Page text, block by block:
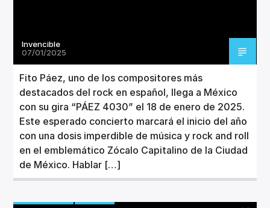
Invencible
07/01/2025
Fito Páez, uno de los compositores más
destacados del rock en español, llega a México
con su gira “PÁEZ 4030” el 18 de enero de 2025.
Este esperado concierto marcará el inicio del año
con una dosis imperdible de música y rock and roll
en el emblemático Zócalo Capitalino de la Ciudad
de México. Hablar […]